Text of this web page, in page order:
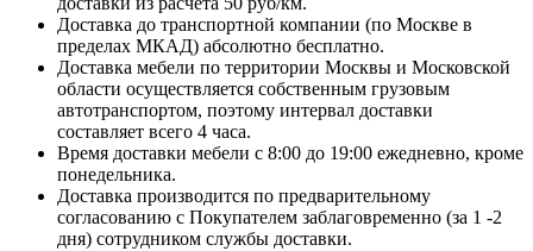
Доставка до транспортной компании (по Москве в
пределах МКАД) абсолютно бесплатно.
Доставка мебели по территории Москвы и Московской
области осуществляется собственным грузовым
автотранспортом, поэтому интервал доставки
составляет всего 4 часа.
Время доставки мебели с 8:00 до 19:00 ежедневно, кроме
понедельника.
Доставка производится по предварительному
согласованию с Покупателем заблаговременно (за 1 -2
дня) сотрудником службы доставки.